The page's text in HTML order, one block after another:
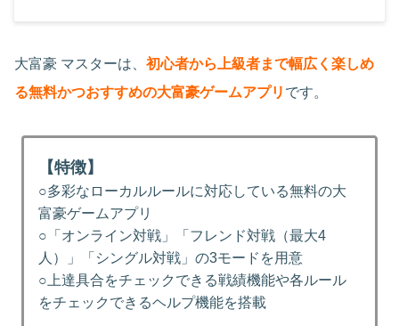
大富豪 マスターは、 初心者から上級者まで幅広く楽しめ
る無料かつおすすめの大富豪ゲームアプリ です。
【特徴】
○多彩なローカルルールに対応している無料の大
富豪ゲームアプリ
○「オンライン対戦」「フレンド対戦（最大4
人）」「シングル対戦」の3モードを用意
○上達具合をチェックできる戦績機能や各ルール
をチェックできるヘルプ機能を搭載